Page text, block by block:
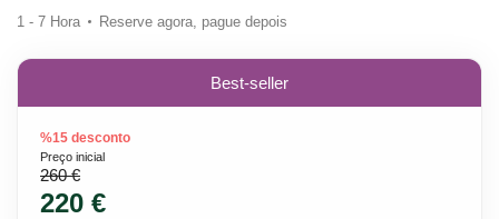
1 - 7 Hora Reserve agora, pague depois
Best-seller
%15 desconto
Preço inicial
260 €
220 €